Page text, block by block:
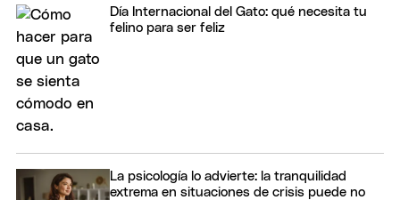
Día Internacional del Gato: qué necesita tu
felino para ser feliz
La psicología lo advierte: la tranquilidad
extrema en situaciones de crisis puede no